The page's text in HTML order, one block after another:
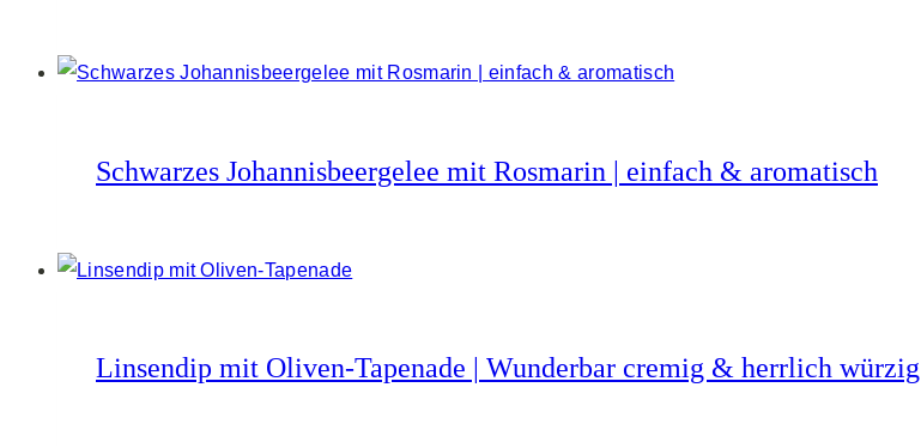
Schwarzes Johannisbeergelee mit Rosmarin | einfach & aromatisch
Linsendip mit Oliven-Tapenade | Wunderbar cremig & herrlich würzig